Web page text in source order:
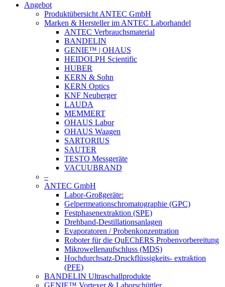
Angebot
Produktübersicht ANTEC GmbH
Marken & Hersteller im ANTEC Laborhandel
ANTEC Verbrauchsmaterial
BANDELIN
GENIE™ | OHAUS
HEIDOLPH Scientific
HUBER
KERN & Sohn
KERN Optics
KNF Neuberger
LAUDA
MEMMERT
OHAUS Labor
OHAUS Waagen
SARTORIUS
SAUTER
TESTO Messgeräte
VACUUBRAND
–
ANTEC GmbH
Labor-Großgeräte:
Gelpermeationschromatographie (GPC)
Festphasenextraktion (SPE)
Drehband-Destillationsanlagen
Evaporatoren / Probenkonzentration
Roboter für die QuEChERS Probenvorbereitung
Mikrowellenaufschluss (MDS)
Hochdurchsatz-Druckflüssigkeits- extraktion
(PFE)
BANDELIN Ultraschallprodukte
GENIE™ Vortexer & Laborschüttler